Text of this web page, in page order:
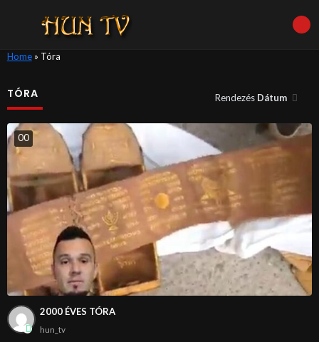
Home» Tóra
TÓRA Rendezés Dátum
00
2000 ÉVES TÓRA
hun_tv